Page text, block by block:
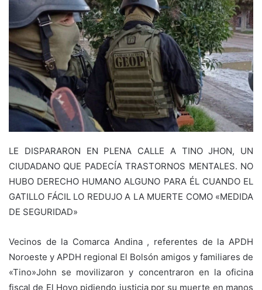
LE DISPARARON EN PLENA CALLE A TINO JHON, UN
CIUDADANO QUE PADECÍA TRASTORNOS MENTALES. NO
HUBO DERECHO HUMANO ALGUNO PARA ÉL CUANDO EL
GATILLO FÁCIL LO REDUJO A LA MUERTE COMO «MEDIDA
DE SEGURIDAD»
Vecinos de la Comarca Andina , referentes de la APDH
Noroeste y APDH regional El Bolsón amigos y familiares de
«Tino»John se movilizaron y concentraron en la oficina
fiscal de El Hoyo pidiendo justicia por su muerte en manos